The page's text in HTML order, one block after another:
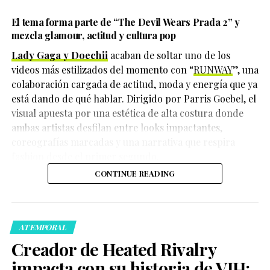
Hasta el momento, las autoridades continúan
investigando cómo ocurrieron los hechos y quiénes
a conocer oficialmente los detalles sobre el móvil del
crimen.
La noticia ha generado consternación tanto en México
como en Estados Unidos, especialmente entre
Durante una entrevista conVanity Fair
adaptación musical y la secuela deWicked, donde
interpreta a Elphaba, mientras Bailey da vida a Fiyero.
El tema forma parte de “The Devil Wears Prada 2”y
mezcla glamour, actitud y cultura pop
Lady Gaga y Doechii acaban de soltar uno de los
videos más estilizados del momento con “RUNWAY”, una
colaboración cargada de actitud, moda y energía que ya
está dando de qué hablar. Dirigido por Parris Goebel, el
visual apuesta por una estética de alta costura donde
ambas artistas desfilan entre looks impactantes,
CONTINUE READING
ATEMPORAL
Creador de Heated Rivalry